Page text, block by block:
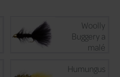
konkretní vodní
lesklostí a